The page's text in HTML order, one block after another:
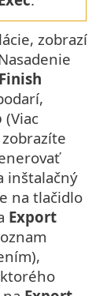
zobrazí
Finish
(Viac
zobrazíte
inštalačný
na tlačidlo
Export